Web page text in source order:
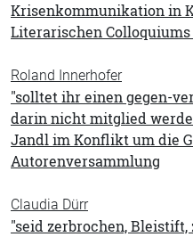
Krisenkommunikation in
Literarischen
Roland Innerhofer
"solltet ihr einen gegen-
darin nicht mitglied
Jandl im Konflikt um die
Autorenversammlung
Claudia Dürr
"seid zerbrochen,